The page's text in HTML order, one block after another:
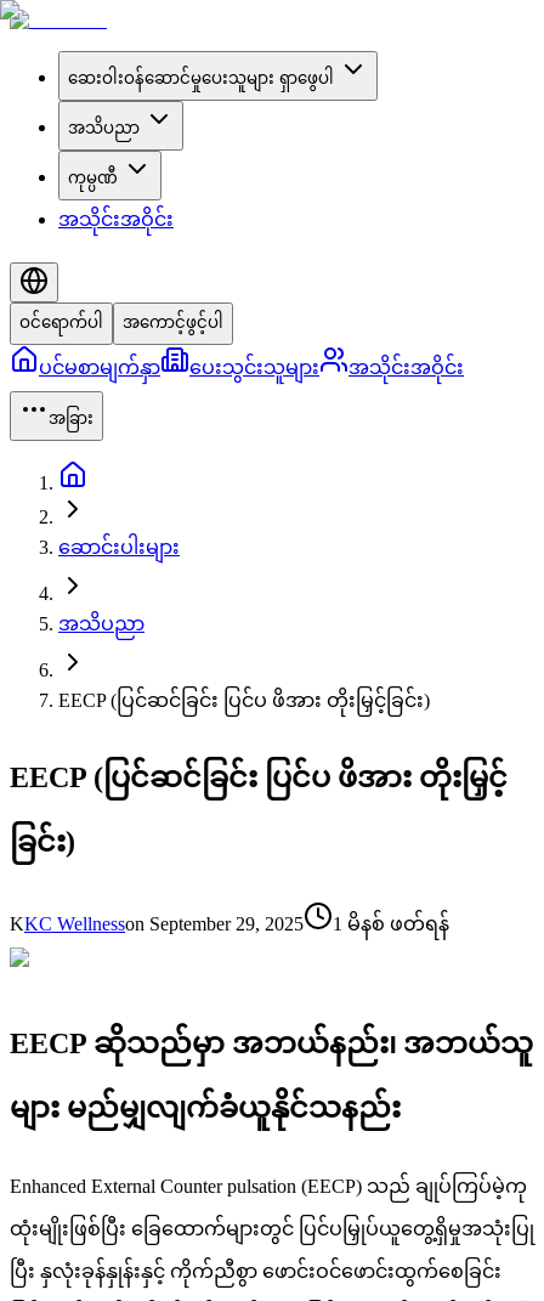
ဆေးဝါးဝန်ဆောင်မှုပေးသူများ ရှာဖွေပါ
အသိပညာ
ကုမ္ပဏီ
အသိုင်းအဝိုင်း
ဝင်ရောက်ပါ အကောင့်ဖွင့်ပါ
ပင်မစာမျက်နှာ ပေးသွင်းသူများ အသိုင်းအဝိုင်း
အခြား
ဆောင်းပါးများ
အသိပညာ
EECP (ပြင်ဆင်ခြင်း ပြင်ပ ဖိအား တိုးမြှင့်ခြင်း)
EECP (ပြင်ဆင်ခြင်း ပြင်ပ ဖိအား တိုးမြှင့်
ခြင်း)
KKC Wellnesson September 29, 2025 1 မိနစ် ဖတ်ရန်
EECP ဆိုသည်မှာ အဘယ်နည်း၊ အဘယ်သူ
များ မည်မျှလျက်ခံယူနိုင်သနည်း
Enhanced External Counter pulsation (EECP) သည် ချုပ်ကြပ်မဲ့ကု
ထုံးမျိုးဖြစ်ပြီး ခြေထောက်များတွင် ပြင်ပမြှုပ်ယူတွေ့ရှိမှုအသုံးပြု
ပြီး နှလုံးခုန်နှုန်းနှင့် ကိုက်ညီစွာ ဖောင်းဝင်ဖောင်းထွက်စေခြင်း